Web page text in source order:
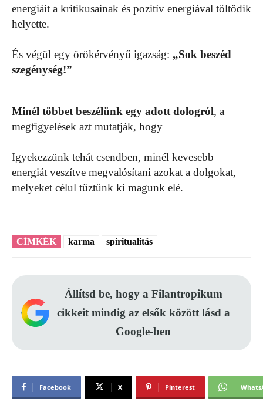
energiáit a kritikusainak és pozitív energiával töltődik
helyette.
És végül egy örökérvényű igazság: „Sok beszéd
szegénység!”
Minél többet beszélünk egy adott dologról, a
megfigyelések azt mutatják, hogy
Igyekezzünk tehát csendben, minél kevesebb
energiát veszítve megvalósítani azokat a dolgokat,
melyeket célul tűztünk ki magunk elé.
CÍMKÉK karma spiritualitás
Állítsd be, hogy a Filantropikum
cikkeit mindig az elsők között lásd a
Google-ben
Facebook X Pinterest